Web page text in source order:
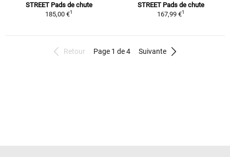
STREET Pads de chute
185,00 €1
STREET Pads de chute
167,99 €1
Retour Page 1 de 4 Suivante